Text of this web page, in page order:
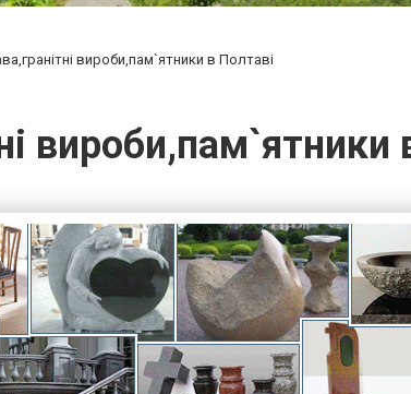
вироби,пам`ятники в Полтаві
вироби,пам`ятники